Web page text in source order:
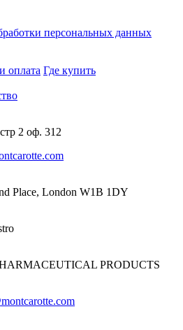
персональных данных
оплата Где купить
2 оф. 312
Place, London W1B 1DY
PRODUCTS